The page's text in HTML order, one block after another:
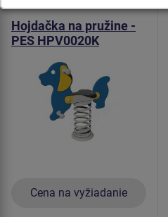
Produkt - HPV-0020K-10
Hojdačka na pružine -
PES HPV0020K
Cena na vyžiadanie